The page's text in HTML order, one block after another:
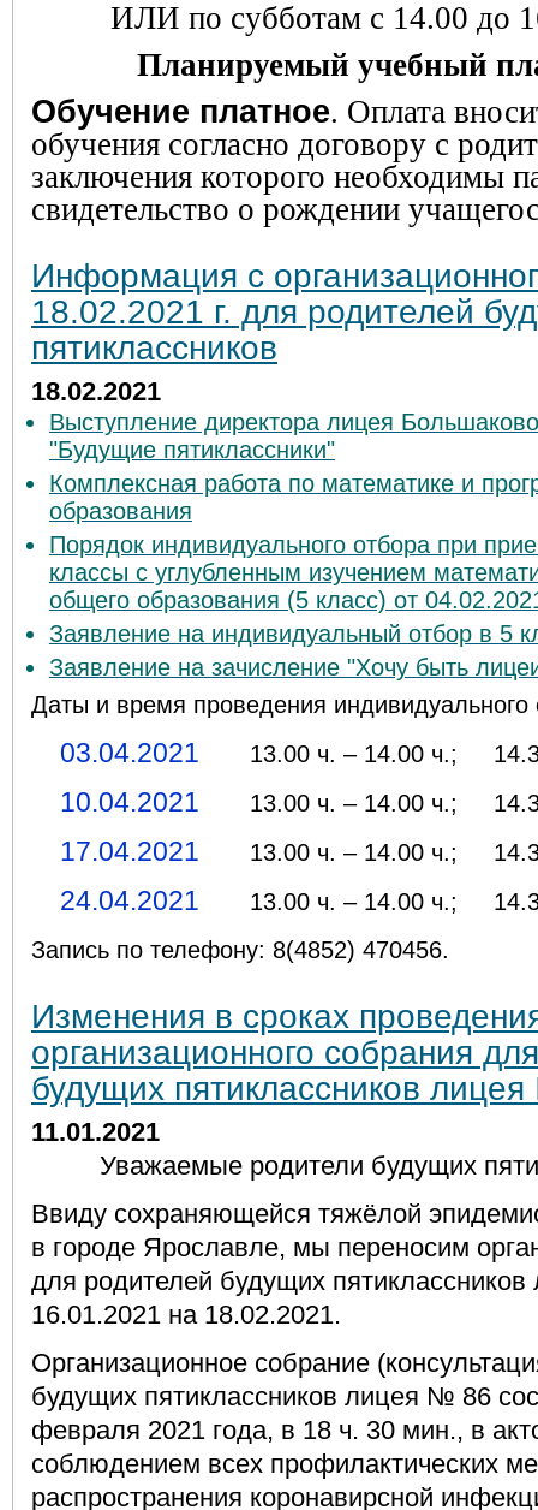
ИЛИ по субботам с 14.00 до
Планируемый учебный
Обучение платное. Оплата
обучения согласно договору с
заключения которого необходимы
свидетельство о рождении
Информация с
18.02.2021 г. для родителей
пятиклассников
18.02.2021
Выступление директора лицея
"Будущие пятиклассники"
Комплексная работа по математике и
образования
Порядок индивидуального отбора при
классы с углубленным изучением
общего образования (5 класс) от
Заявление на индивидуальный отбор в 5
Заявление на зачисление "Хочу быть
Даты и время проведения индивидуального
03.04.2021 13.00 ч. – 14.00 ч.;
10.04.2021 13.00 ч. – 14.00 ч.;
17.04.2021 13.00 ч. – 14.00 ч.;
24.04.2021
13.00 ч. – 14.00 ч.;
Запись по телефону: 8(4852) 470456.
Изменения в сроках
организационного собрания
будущих пятиклассников
11.01.2021
Уважаемые родители будущих
Ввиду сохраняющейся тяжёлой
в городе Ярославле, мы переносим
для родителей будущих
16.01.2021 на 18.02.2021.
Организационное собрание
будущих пятиклассников лицея № 86
февраля 2021 года, в 18 ч. 30 мин., в
соблюдением всех профилактических
распространения коронавирсной